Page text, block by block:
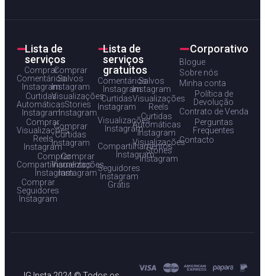
Lista de
serviços
Comprar
Comentários
Instagram
Comprar
Salvos
Instagram
Curtidas
Automáticas
Instagram
Visualizações
Stories
Instagram
Comprar
Visualizações
Reels
Instagram
Comprar
Curtidas
Instagram
Comprar
Compartilhamentos
Instagram
Comprar
Visualizações
Instagram
Comprar
Seguidores
Instagram
Lista de
serviços
gratuitos
Comentários
Instagram
Salvos
Instagram
Curtidas
Instagram
Visualizações
Reels
Visualizações
Instagram
Curtidas
Automáticas
Instagram
Compartilhamentos
Instagram
Visualizações
Stories
Instagram
Seguidores
Instagram
Grátis
Corporativo
Blogue
Sobre nós
Minha conta
Política de
Devolução
Contrato de Venda
Perguntas
Frequentes
Contacto